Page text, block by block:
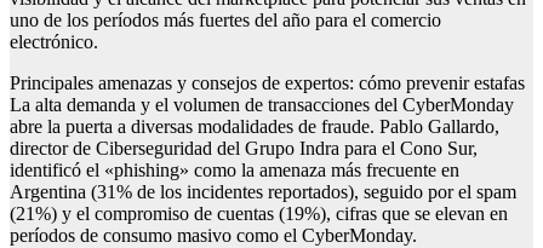
uno de los períodos más fuertes del año para el comercio
electrónico.
Principales amenazas y consejos de expertos: cómo prevenir estafas
La alta demanda y el volumen de transacciones del CyberMonday
abre la puerta a diversas modalidades de fraude. Pablo Gallardo,
director de Ciberseguridad del Grupo Indra para el Cono Sur,
identificó el «phishing» como la amenaza más frecuente en
Argentina (31% de los incidentes reportados), seguido por el spam
(21%) y el compromiso de cuentas (19%), cifras que se elevan en
períodos de consumo masivo como el CyberMonday.